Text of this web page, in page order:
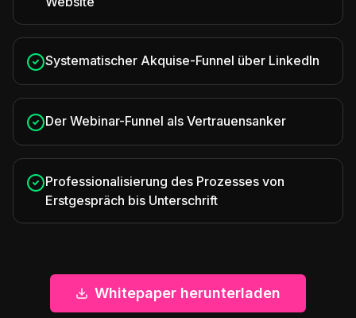
Systematischer Akquise-Funnel über LinkedIn
Der Webinar-Funnel als Vertrauensanker
Professionalisierung des Prozesses von
Erstgespräch bis Unterschrift
Whitepaper herunterladen